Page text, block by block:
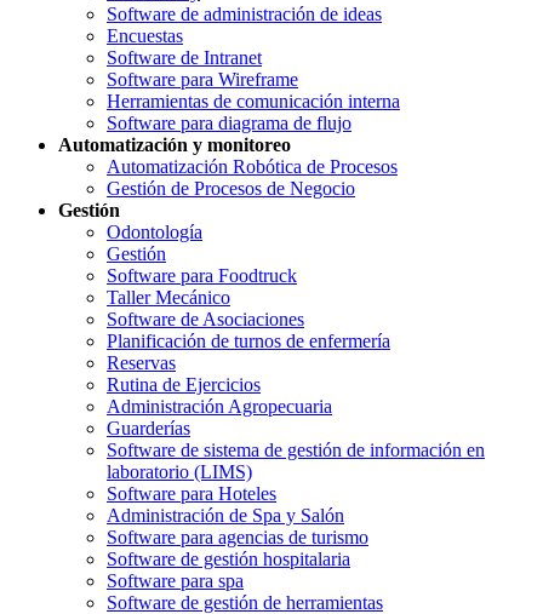
Software de administración de ideas
Encuestas
Software de Intranet
Software para Wireframe
Herramientas de comunicación interna
Software para diagrama de flujo
Automatización y monitoreo
Automatización Robótica de Procesos
Gestión de Procesos de Negocio
Gestión
Odontología
Gestión
Software para Foodtruck
Taller Mecánico
Software de Asociaciones
Planificación de turnos de enfermería
Reservas
Rutina de Ejercicios
Administración Agropecuaria
Guarderías
Software de sistema de gestión de información en
laboratorio (LIMS)
Software para Hoteles
Administración de Spa y Salón
Software para agencias de turismo
Software de gestión hospitalaria
Software para spa
Software de gestión de herramientas